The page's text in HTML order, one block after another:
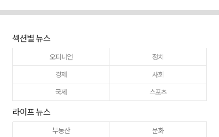
섹션별 뉴스
오피니언
정치
경제
사회
국제
스포츠
라이프 뉴스
부동산 문화